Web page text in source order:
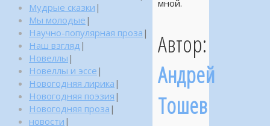
мной.
Автор:
Андрей
Тошев
Мудрые сказки |
Мы молодые |
Научно-популярная проза |
Наш взгляд |
Новеллы |
Новеллы и эссе |
Новогодняя лирика |
Новогодняя поэзия |
Новогодняя проза |
новости |